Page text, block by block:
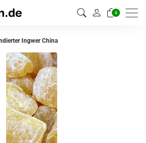
0
Ingwer China